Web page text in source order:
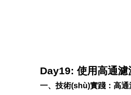
Day19: 使用高通
一、技術(shù)實踐：高